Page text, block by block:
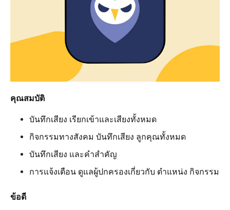
คุณสมบัติ
บันทึกเสียง เรียกเข้าและเสียงทั้งหมด
กิจกรรมทางสังคม บันทึกเสียง ลูกคุณทั้งหมด
บันทึกเสียง และคำสำคัญ
การแจ้งเตือน ดูแลผู้ปกครองเกี่ยวกับ ตำแหน่ง กิจกรรม
ข้อดี